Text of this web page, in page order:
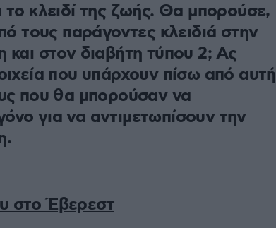
το κλειδί της ζωής. Θα μπορούσε,
τους παράγοντες κλειδιά στην
και στον διαβήτη τύπου 2; Ας
που υπάρχουν πίσω από αυτή
που θα μπορούσαν να
για να αντιμετωπίσουν την
στο Έβερεστ